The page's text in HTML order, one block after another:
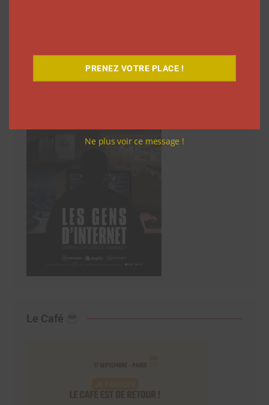
Découvrez notre documentaire
Le Café
PRENEZ VOTRE PLACE !
Ne plus voir ce message !